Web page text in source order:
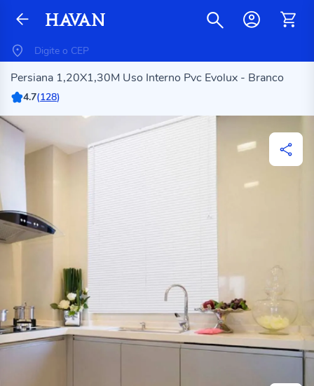
Persiana 1,20X1,30M Uso Interno Pvc Evolux - Branco
4.7(128)